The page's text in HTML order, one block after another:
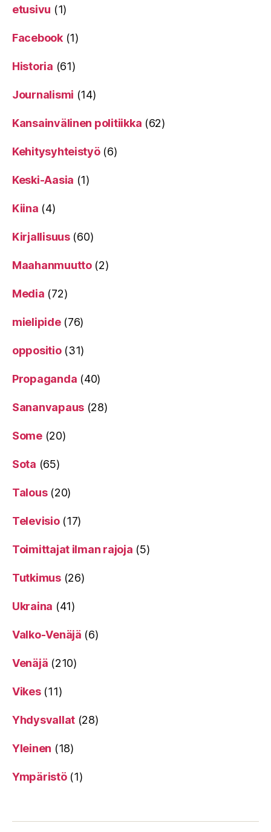
etusivu (1)
Facebook(1)
Historia (61)
Journalismi (14)
Kansainvälinen politiikka (62)
Kehitysyhteistyö(6)
Keski-Aasia (1)
Kiina (4)
Kirjallisuus(60)
Maahanmuutto(2)
Media (72)
mielipide(76)
oppositio(31)
Propaganda (40)
Sananvapaus (28)
Some(20)
Sota (65)
Talous(20)
Televisio(17)
Toimittajat ilman rajoja (5)
Tutkimus(26)
Ukraina (41)
Valko-Venäjä (6)
Venäjä (210)
Vikes(11)
Yhdysvallat (28)
Yleinen (18)
Ympäristö(1)